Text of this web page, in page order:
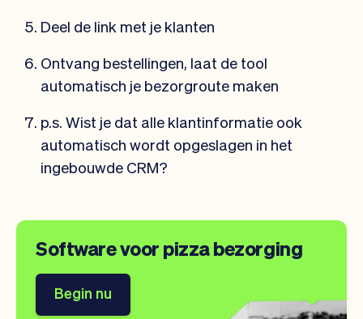
Deel de link met je klanten
Ontvang bestellingen, laat de tool
automatisch je bezorgroute maken
p.s. Wist je dat alle klantinformatie ook
automatisch wordt opgeslagen in het
ingebouwde CRM?
Software voor pizza bezorging
Begin nu